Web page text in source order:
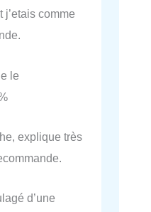
j’etais comme
le
explique très
d’une